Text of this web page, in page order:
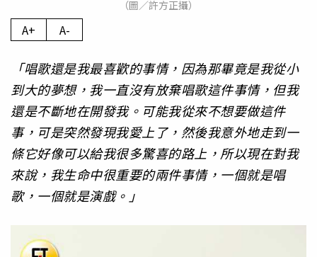
（圖／許方正攝）
A+ A-
「唱歌還是我最喜歡的事情，因為那畢竟是我從小
到大的夢想，我一直沒有放棄唱歌這件事情，但我
還是不斷地在開發我。可能我從來不想要做這件
事，可是突然發現我愛上了，然後我意外地走到一
條它好像可以給我很多驚喜的路上，所以現在對我
來說，我生命中很重要的兩件事情，一個就是唱
歌，一個就是演戲。」